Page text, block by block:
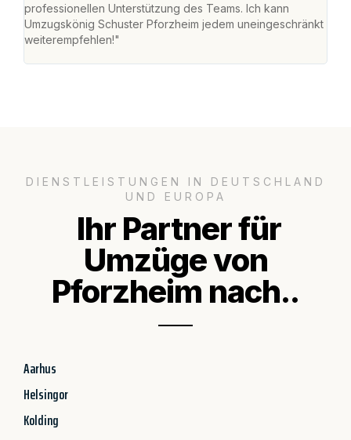
professionellen Unterstützung des Teams. Ich kann
Umzugskönig Schuster Pforzheim jedem uneingeschränkt
weiterempfehlen!"
DIENSTLEISTUNGEN IN DEUTSCHLAND
UND EUROPA
Ihr Partner für
Umzüge von
Pforzheim nach..
Aarhus
Helsingor
Kolding